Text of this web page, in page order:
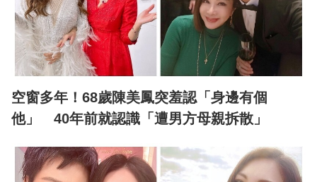
空窗多年！68歲陳美鳳突羞認「身邊有個
他」 40年前就認識「遭男方母親拆散」